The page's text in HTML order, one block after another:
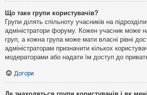
Що таке групи користувачів?
Групи ділять спільноту учасників на
адміністратори форуму. Кожен учасник може
груп, а кожна група може мати власні рівні
адміністраторам призначити кількох
модераторами або надати їм доступ до
Догори